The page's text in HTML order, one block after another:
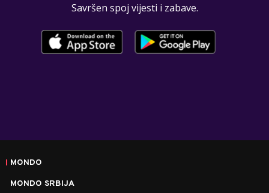
Savršen spoj vijesti i zabave.
MONDO
MONDO SRBIJA